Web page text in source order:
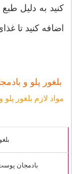
کنید به دلیل
اضافه کنید تا
بلغور پلو و
مواد لازم بلغور پلو
بادمجان